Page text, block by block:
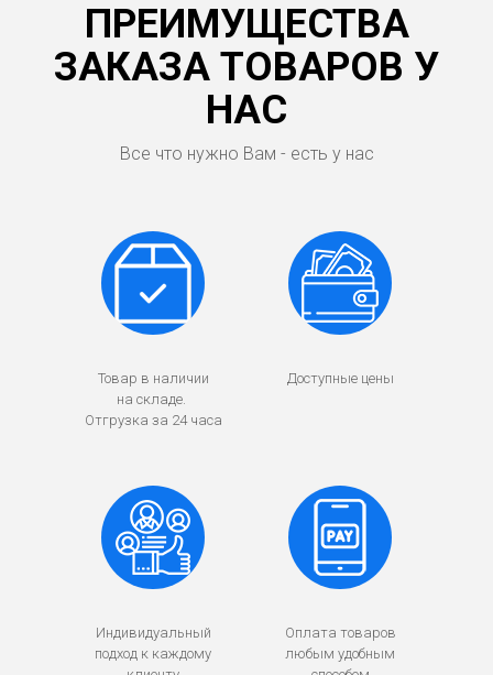
ПРЕИМУЩЕСТВА
ЗАКАЗА ТОВАРОВ У
НАС
Все что нужно Вам - есть у нас
Товар в наличии
на складе.
Отгрузка за 24 часа
Доступные цены
Индивидуальный
подход к каждому
Оплата товаров
любым удобным